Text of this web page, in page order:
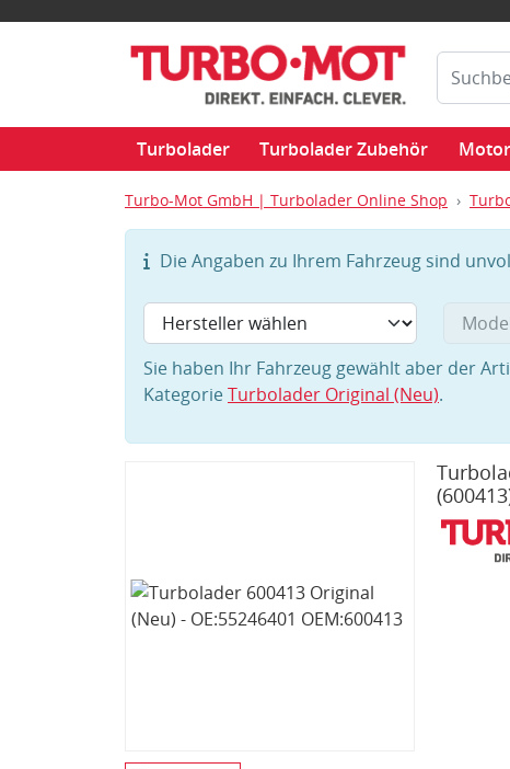
Turbolader Turbolader Zubehör
Turbo-Mot GmbH | Turbolader Online Shop
Die Angaben zu Ihrem Fahrzeug sind
Sie haben Ihr Fahrzeug gewählt aber der
KategorieTurbolader Original (Neu).